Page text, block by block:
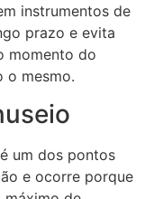
instrumentos de
prazo e evita
momento do
o mesmo.
um dos pontos
e ocorre porque